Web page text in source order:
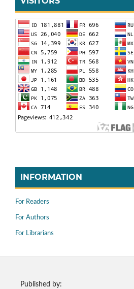
INFORMATION
For Readers
For Authors
For Librarians
Published by: